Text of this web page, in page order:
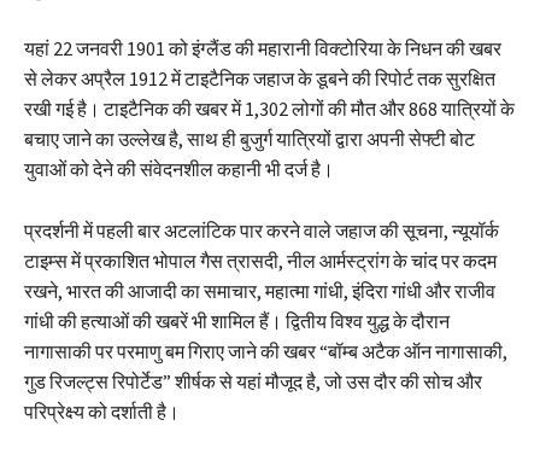
यहां 22 जनवरी 1901 को इंग्लैंड की महारानी विक्टोरिया के निधन की खबर
से लेकर अप्रैल 1912 में टाइटैनिक जहाज के डूबने की रिपोर्ट तक सुरक्षित
रखी गई है। टाइटैनिक की खबर में 1,302 लोगों की मौत और 868 यात्रियों के
बचाए जाने का उल्लेख है, साथ ही बुजुर्ग यात्रियों द्वारा अपनी सेफ्टी बोट
युवाओं को देने की संवेदनशील कहानी भी दर्ज है।
प्रदर्शनी में पहली बार अटलांटिक पार करने वाले जहाज की सूचना, न्यूयॉर्क
टाइम्स में प्रकाशित भोपाल गैस त्रासदी, नील आर्मस्ट्रांग के चांद पर कदम
रखने, भारत की आजादी का समाचार, महात्मा गांधी, इंदिरा गांधी और राजीव
गांधी की हत्याओं की खबरें भी शामिल हैं। द्वितीय विश्व युद्ध के दौरान
नागासाकी पर परमाणु बम गिराए जाने की खबर “बॉम्ब अटैक ऑन नागासाकी,
गुड रिजल्ट्स रिपोर्टेड” शीर्षक से यहां मौजूद है, जो उस दौर की सोच और
परिप्रेक्ष्य को दर्शाती है।